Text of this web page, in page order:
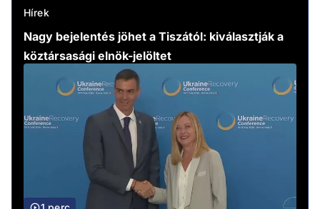
Hírek
Nagy bejelentés jöhet a Tiszától: kiválasztják a
köztársasági elnök-jelöltet